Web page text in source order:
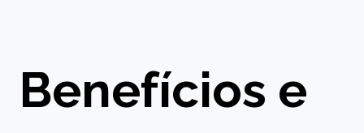
Benefícios e